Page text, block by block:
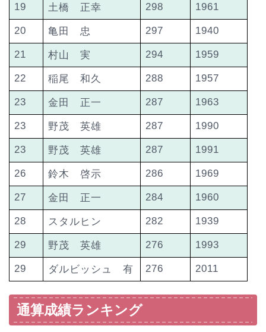
19 土橋 正幸 298 1961
20 亀田 忠 297 1940
21 村山 実 294 1959
22 稲尾 和久 288 1957
23 金田 正一 287 1963
23 野茂 英雄 287 1990
23 野茂 英雄 287 1991
26 鈴木 啓示 286 1969
27 金田 正一 284 1960
28 スタルヒン 282 1939
29 野茂 英雄 276 1993
29 ダルビッシュ 有 276 2011
通算成績ランキング